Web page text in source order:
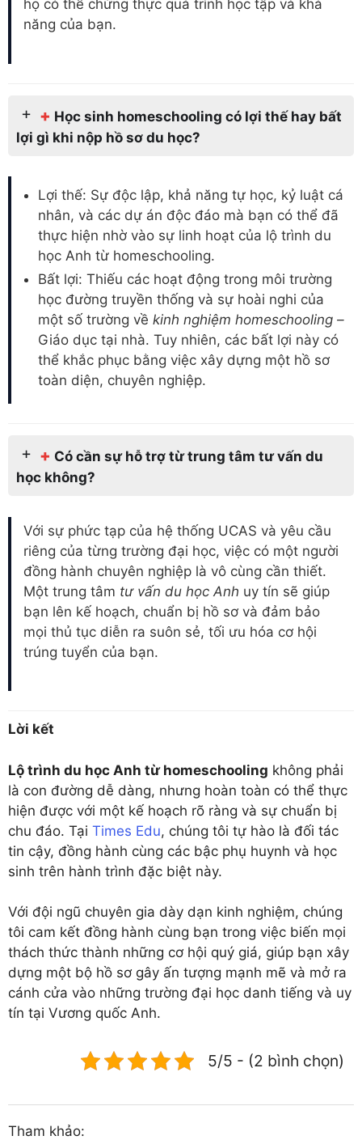
họ có thể chứng thực quá trình học tập và khả
năng của bạn.
+ Học sinh homeschooling có lợi thế hay bất
lợi gì khi nộp hồ sơ du học?
Lợi thế: Sự độc lập, khả năng tự học, kỷ luật cá
nhân, và các dự án độc đáo mà bạn có thể đã
thực hiện nhờ vào sự linh hoạt của lộ trình du
học Anh từ homeschooling.
Bất lợi: Thiếu các hoạt động trong môi trường
học đường truyền thống và sự hoài nghi của
một số trường về kinh nghiệm homeschooling –
Giáo dục tại nhà. Tuy nhiên, các bất lợi này có
thể khắc phục bằng việc xây dựng một hồ sơ
toàn diện, chuyên nghiệp.
+ Có cần sự hỗ trợ từ trung tâm tư vấn du
học không?
Với sự phức tạp của hệ thống UCAS và yêu cầu
riêng của từng trường đại học, việc có một người
đồng hành chuyên nghiệp là vô cùng cần thiết.
Một trung tâm tư vấn du học Anh uy tín sẽ giúp
bạn lên kế hoạch, chuẩn bị hồ sơ và đảm bảo
mọi thủ tục diễn ra suôn sẻ, tối ưu hóa cơ hội
trúng tuyển của bạn.
Lời kết
Lộ trình du học Anh từ homeschooling không phải
là con đường dễ dàng, nhưng hoàn toàn có thể thực
hiện được với một kế hoạch rõ ràng và sự chuẩn bị
chu đáo. Tại Times Edu, chúng tôi tự hào là đối tác
tin cậy, đồng hành cùng các bậc phụ huynh và học
sinh trên hành trình đặc biệt này.
Với đội ngũ chuyên gia dày dạn kinh nghiệm, chúng
tôi cam kết đồng hành cùng bạn trong việc biến mọi
thách thức thành những cơ hội quý giá, giúp bạn xây
dựng một bộ hồ sơ gây ấn tượng mạnh mẽ và mở ra
cánh cửa vào những trường đại học danh tiếng và uy
tín tại Vương quốc Anh.
5/5 - (2 bình chọn)
Tham khảo: